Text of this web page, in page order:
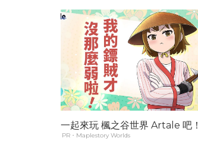
一起來玩 楓之谷世界 Artale 吧！
PR・Maplestory Worlds